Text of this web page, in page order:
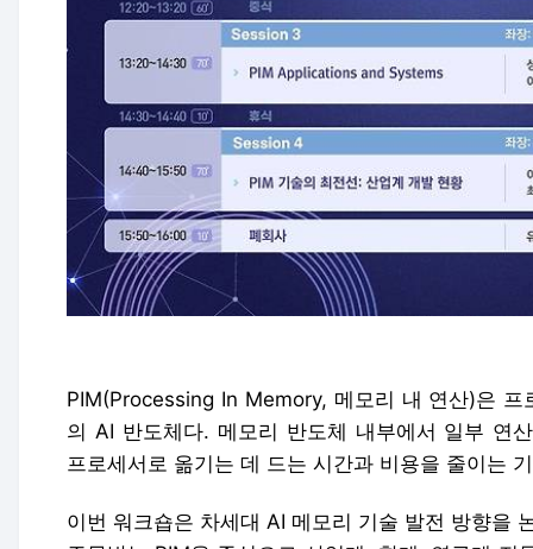
PIM(Processing In Memory, 메모리 내 연산)은 프
의 AI 반도체다. 메모리 반도체 내부에서 일부 연
프로세서로 옮기는 데 드는 시간과 비용을 줄이는
이번 워크숍은 차세대 AI 메모리 기술 발전 방향을